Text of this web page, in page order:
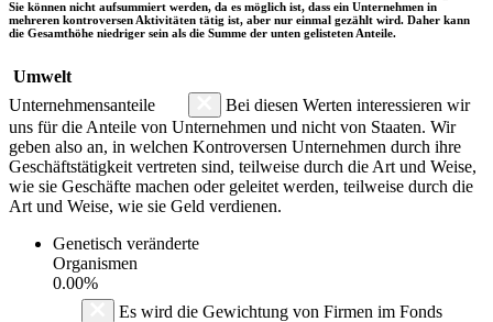
Sie können nicht aufsummiert werden, da es möglich ist, dass ein Unternehmen in
mehreren kontroversen Aktivitäten tätig ist, aber nur einmal gezählt wird. Daher kann
die Gesamthöhe niedriger sein als die Summe der unten gelisteten Anteile.
Umwelt
Unternehmensanteile
Bei diesen Werten interessieren wir
uns für die Anteile von Unternehmen und nicht von Staaten. Wir
geben also an, in welchen Kontroversen Unternehmen durch ihre
Geschäftstätigkeit vertreten sind, teilweise durch die Art und Weise,
wie sie Geschäfte machen oder geleitet werden, teilweise durch die
Art und Weise, wie sie Geld verdienen.
Genetisch veränderte
Organismen
0.00%
Es wird die Gewichtung von Firmen im Fonds